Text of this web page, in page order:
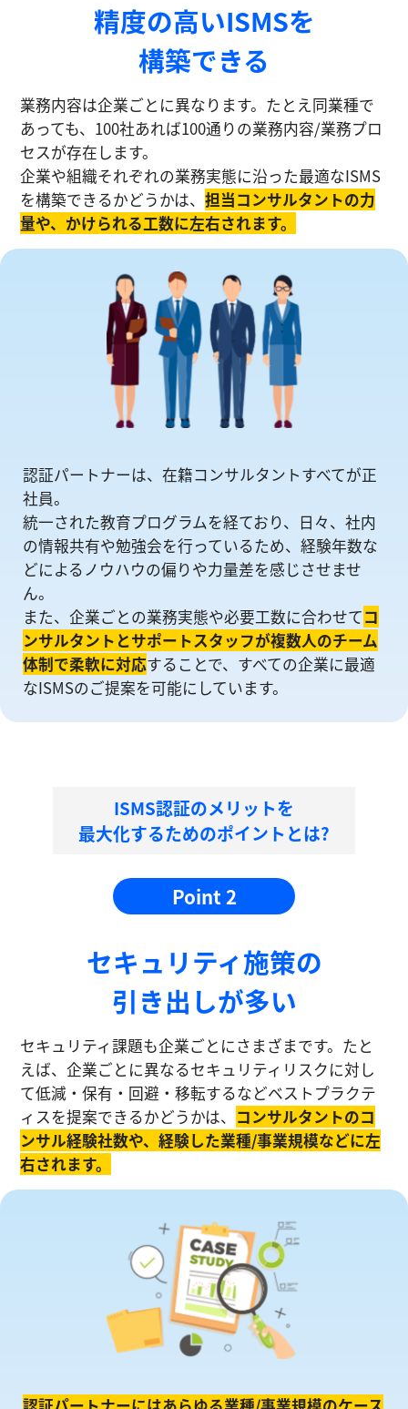
精度の⾼いISMSを
構築できる
業務内容は企業ごとに異なります。たとえ同業種で
あっても、100社あれば100通りの業務内容/業務プロ
セスが存在します。
企業や組織それぞれの業務実態に沿った最適なISMS
を構築できるかどうかは、担当コンサルタントの⼒
量や、かけられる工数に左右されます。
認証パートナーは、在籍コンサルタントすべてが正
社員。
統一された教育プログラムを経ており、日々、社内
の情報共有や勉強会を⾏っているため、経験年数な
どによるノウハウの偏りや⼒量差を感じさせませ
ん。
また、企業ごとの業務実態や必要工数に合わせてコ
ンサルタントとサポートスタッフが複数人のチーム
体制で柔軟に対応することで、すべての企業に最適
なISMSのご提案を可能にしています。
ISMS認証のメリットを
最大化するためのポイントとは?
Point 2
セキュリティ施策の
引き出しが多い
セキュリティ課題も企業ごとにさまざまです。たと
えば、企業ごとに異なるセキュリティリスクに対し
て低減・保有・回避・移転するなどベストプラクテ
ィスを提案できるかどうかは、 コンサルタントのコ
ンサル経験社数や、経験した業種/事業規模などに左
右されます。